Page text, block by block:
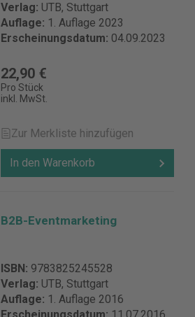
Verlag: UTB, Stuttgart
Auflage: 1. Auflage 2023
Erscheinungsdatum: 04.09.2023
22,90 €
Pro Stück
inkl. MwSt.
Zur Merkliste hinzufügen
In den Warenkorb
B2B-Eventmarketing
ISBN: 9783825245528
Verlag: UTB, Stuttgart
Auflage: 1. Auflage 2016